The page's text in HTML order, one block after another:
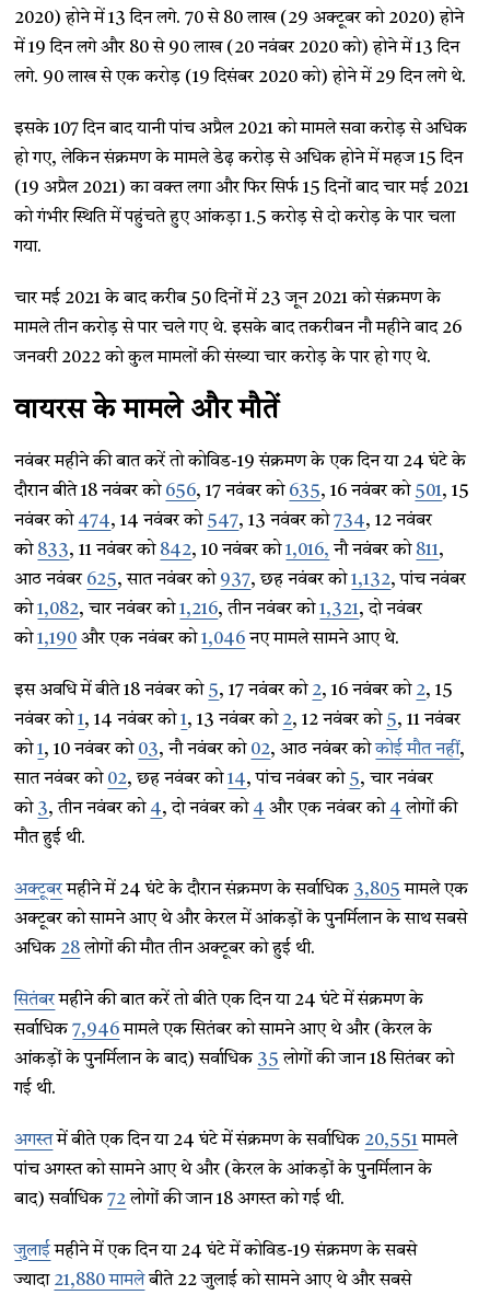
2020) होने में 13 दिन लगे. 70 से 80 लाख (29 अक्टूबर को 2020) होने
में 19 दिन लगे और 80 से 90 लाख (20 नवंबर 2020 को) होने में 13 दिन
लगे. 90 लाख से एक करोड़ (19 दिसंबर 2020 को) होने में 29 दिन लगे थे.
इसके 107 दिन बाद यानी पांच अप्रैल 2021 को मामले सवा करोड़ से अधिक
हो गए, लेकिन संक्रमण के मामले डेढ़ करोड़ से अधिक होने में महज 15 दिन
(19 अप्रैल 2021) का वक्त लगा और फिर सिर्फ 15 दिनों बाद चार मई 2021
को गंभीर स्थिति में पहुंचते हुए आंकड़ा 1.5 करोड़ से दो करोड़ के पार चला
गया.
चार मई 2021 के बाद करीब 50 दिनों में 23 जून 2021 को संक्रमण के
मामले तीन करोड़ से पार चले गए थे. इसके बाद तकरीबन नौ महीने बाद 26
जनवरी 2022 को कुल मामलों की संख्या चार करोड़ के पार हो गए थे.
वायरस के मामले और मौतें
नवंबर महीने की बात करें तो कोविड-19 संक्रमण के एक दिन या 24 घंटे के
दौरान बीते 18 नवंबर को 656, 17 नवंबर को 635, 16 नवंबर को 501, 15
नवंबर को 474, 14 नवंबर को 547, 13 नवंबर को734, 12 नवंबर
को 833, 11 नवंबर को 842, 10 नवंबर को1,016, नौ नवंबर को 811,
आठ नवंबर 625, सात नवंबर को 937, छह नवंबर को1,132, पांच नवंबर
को1,082, चार नवंबर को1,216, तीन नवंबर को1,321, दो नवंबर
को1,190 और एक नवंबर को1,046 नए मामले सामने आए थे.
इस अवधि में बीते 18 नवंबर को 5, 17 नवंबर को 2, 16 नवंबर को 2, 15
नवंबर को1, 14 नवंबर को1, 13 नवंबर को 2, 12 नवंबर को 5, 11 नवंबर
को1, 10 नवंबर को 03, नौ नवंबर को 02, आठ नवंबर कोकोई मौत नहीं,
सात नवंबर को 02, छह नवंबर को14, पांच नवंबर को 5, चार नवंबर
को 3, तीन नवंबर को 4, दो नवंबर को 4 और एक नवंबर को 4 लोगों की
मौत हुई थी.
अक्टूबरमहीने में 24 घंटे के दौरान संक्रमण के सर्वाधिक 3,805 मामले एक
अक्टूबर को सामने आए थे और केरल में आंकड़ों के पुनर्मिलान के साथ सबसे
अधिक 28लोगों की मौत तीन अक्टूबर को हुई थी.
सितंबरमहीने की बात करें तो बीते एक दिन या 24 घंटे में संक्रमण के
सर्वाधिक7,946मामले एक सितंबर को सामने आए थे और (केरल के
आंकड़ों के पुनर्मिलान के बाद) सर्वाधिक 35 लोगों की जान 18 सितंबर को
गई थी.
अगस्तमें बीते एक दिन या 24 घंटे में संक्रमण के सर्वाधिक 20,551मामले
पांच अगस्त को सामने आए थे और (केरल के आंकड़ों के पुनर्मिलान के
बाद) सर्वाधिक72लोगों की जान 18 अगस्त को गई थी.
जुलाईमहीने में एक दिन या 24 घंटे में कोविड-19 संक्रमण के सबसे
ज्यादा 21,880 मामलेबीते 22 जुलाई को सामने आए थे और सबसे